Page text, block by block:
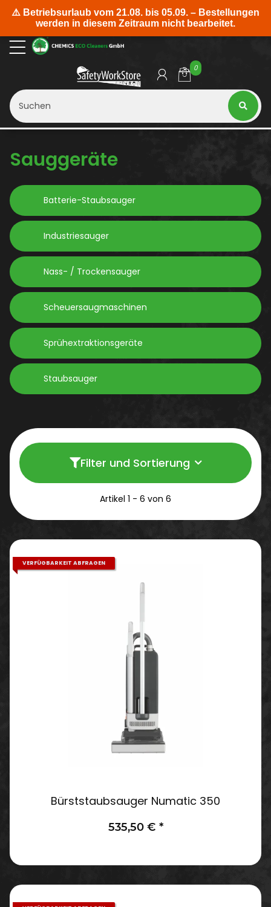
0
Sauggeräte
Batterie-Staubsauger
Industriesauger
Nass- / Trockensauger
Scheuersaugmaschinen
Sprühextraktionsgeräte
Staubsauger
Filter und Sortierung
Artikel 1 - 6 von 6
VERFÜGBARKEIT ABFRAGEN
Bürststaubsauger Numatic 350
535,50 € *